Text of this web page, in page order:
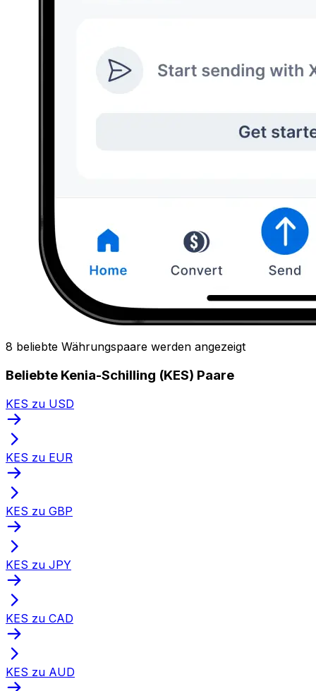
8 beliebte Währungspaare werden angezeigt
Beliebte Kenia-Schilling (KES) Paare
KES zu USD
KES zu EUR
KES zu GBP
KES zu JPY
KES zu CAD
KES zu AUD